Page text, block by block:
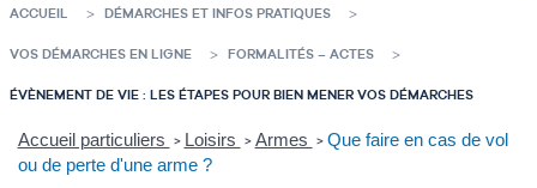
ACCUEIL DÉMARCHES ET INFOS PRATIQUES
VOS DÉMARCHES EN LIGNE FORMALITÉS – ACTES
ÉVÈNEMENT DE VIE : LES ÉTAPES POUR BIEN MENER VOS DÉMARCHES
Accueil particuliers > Loisirs > Armes > Que faire en cas de vol
ou de perte d'une arme ?